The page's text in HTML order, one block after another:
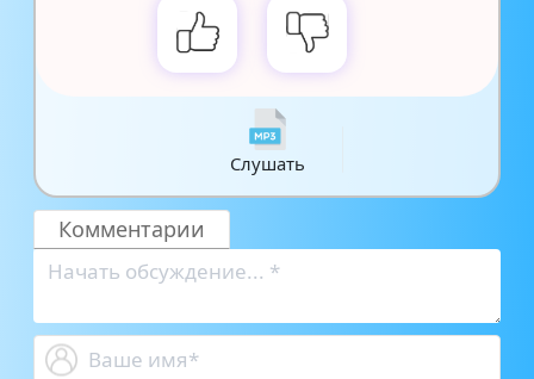
Слушать
Комментарии